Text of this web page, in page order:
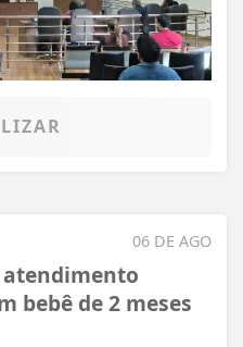
06 DE AGO
bebê de 2 meses